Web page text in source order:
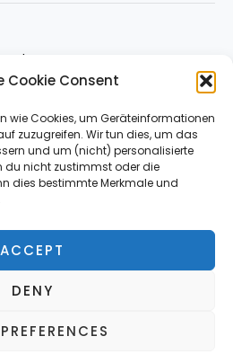
Cookie Consent
wie Cookies, um Geräteinformationen
zuzugreifen. Wir tun dies, um das
und um (nicht) personalisierte
du nicht zustimmst oder die
dies bestimmte Merkmale und
ACCEPT
DENY
About
& Contact
Link